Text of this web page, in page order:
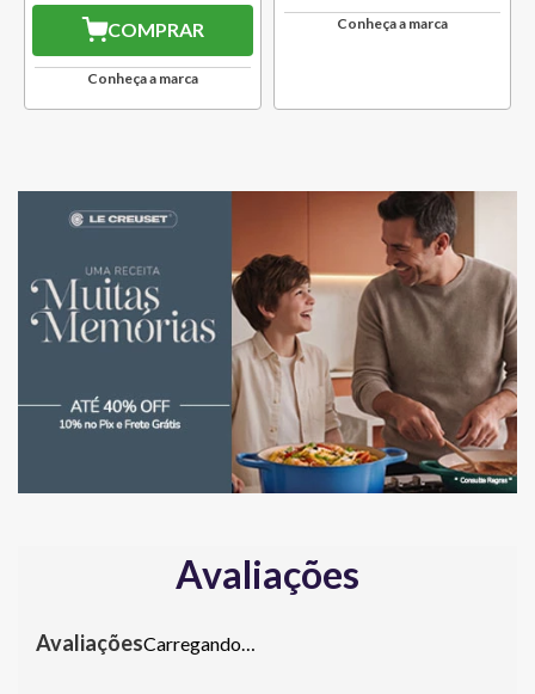
COMPRAR
Conheça a marca
Conheça a marca
Avaliações
Carregando…